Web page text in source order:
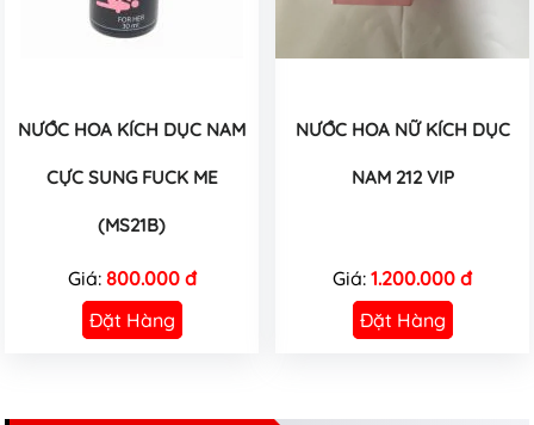
NƯỚC HOA KÍCH DỤC NAM
CỰC SUNG FUCK ME
(MS21B)
Giá: 800.000 đ
Đặt Hàng
NƯỚC HOA NỮ KÍCH DỤC
NAM 212 VIP
Giá: 1.200.000 đ
Đặt Hàng